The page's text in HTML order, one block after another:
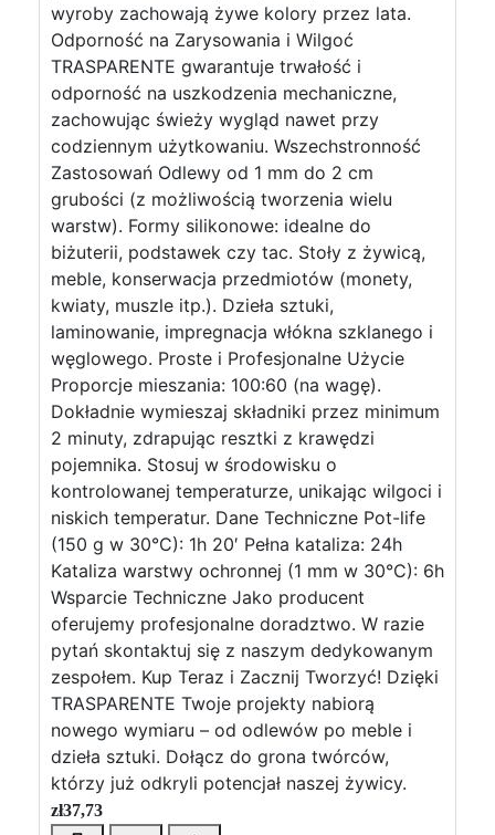
wyroby zachowają żywe kolory przez lata.
Odporność na Zarysowania i Wilgoć
TRASPARENTE gwarantuje trwałość i
odporność na uszkodzenia mechaniczne,
zachowując świeży wygląd nawet przy
codziennym użytkowaniu. Wszechstronność
Zastosowań Odlewy od 1 mm do 2 cm
grubości (z możliwością tworzenia wielu
warstw). Formy silikonowe: idealne do
biżuterii, podstawek czy tac. Stoły z żywicą,
meble, konserwacja przedmiotów (monety,
kwiaty, muszle itp.). Dzieła sztuki,
laminowanie, impregnacja włókna szklanego i
węglowego. Proste i Profesjonalne Użycie
Proporcje mieszania: 100:60 (na wagę).
Dokładnie wymieszaj składniki przez minimum
2 minuty, zdrapując resztki z krawędzi
pojemnika. Stosuj w środowisku o
kontrolowanej temperaturze, unikając wilgoci i
niskich temperatur. Dane Techniczne Pot-life
(150 g w 30°C): 1h 20′ Pełna kataliza: 24h
Kataliza warstwy ochronnej (1 mm w 30°C): 6h
Wsparcie Techniczne Jako producent
oferujemy profesjonalne doradztwo. W razie
pytań skontaktuj się z naszym dedykowanym
zespołem. Kup Teraz i Zacznij Tworzyć! Dzięki
TRASPARENTE Twoje projekty nabiorą
nowego wymiaru – od odlewów po meble i
dzieła sztuki. Dołącz do grona twórców,
którzy już odkryli potencjał naszej żywicy.
zł37,73